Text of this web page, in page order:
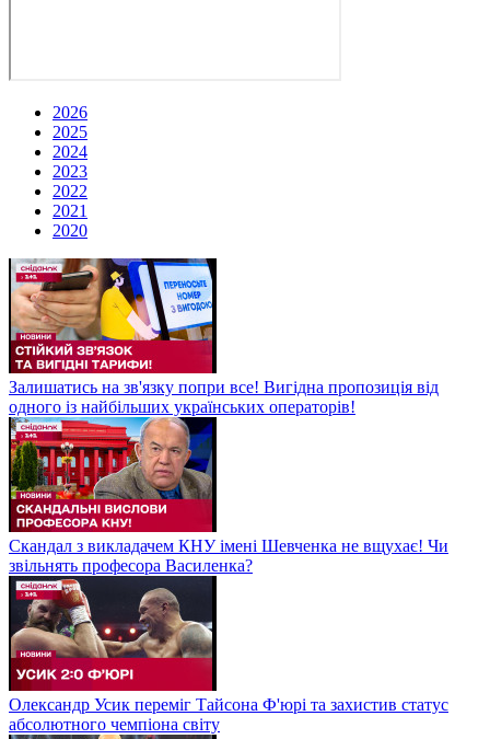
2026
2025
2024
2023
2022
2021
2020
Залишатись на зв'язку попри все! Вигідна пропозиція від
одного із найбільших українських операторів!
Скандал з викладачем КНУ імені Шевченка не вщухає! Чи
звільнять професора Василенка?
Олександр Усик переміг Тайсона Ф'юрі та захистив статус
абсолютного чемпіона світу